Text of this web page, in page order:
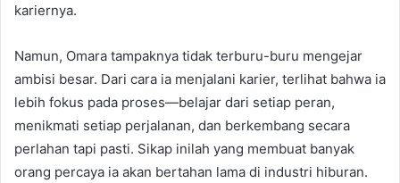
kariernya.
Namun, Omara tampaknya tidak terburu-buru mengejar
ambisi besar. Dari cara ia menjalani karier, terlihat bahwa ia
lebih fokus pada proses—belajar dari setiap peran,
menikmati setiap perjalanan, dan berkembang secara
perlahan tapi pasti. Sikap inilah yang membuat banyak
orang percaya ia akan bertahan lama di industri hiburan.